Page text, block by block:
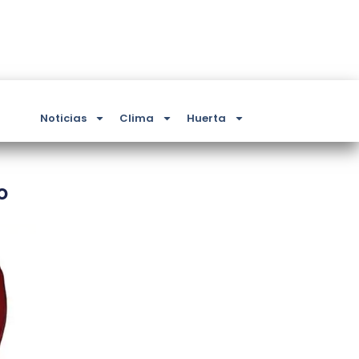
Noticias Clima Huerta